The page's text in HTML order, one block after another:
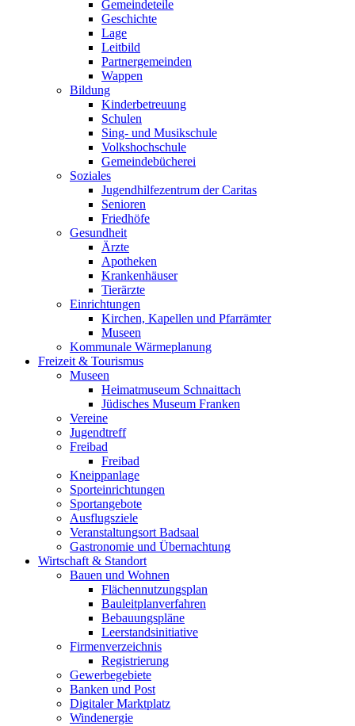
Gemeindeteile
Geschichte
Lage
Leitbild
Partnergemeinden
Wappen
Bildung
Kinderbetreuung
Schulen
Sing- und Musikschule
Volkshochschule
Gemeindebücherei
Soziales
Jugendhilfezentrum der Caritas
Senioren
Friedhöfe
Gesundheit
Ärzte
Apotheken
Krankenhäuser
Tierärzte
Einrichtungen
Kirchen, Kapellen und Pfarrämter
Museen
Kommunale Wärmeplanung
Freizeit & Tourismus
Museen
Heimatmuseum Schnaittach
Jüdisches Museum Franken
Vereine
Jugendtreff
Freibad
Freibad
Kneippanlage
Sporteinrichtungen
Sportangebote
Ausflugsziele
Veranstaltungsort Badsaal
Gastronomie und Übernachtung
Wirtschaft & Standort
Bauen und Wohnen
Flächennutzungsplan
Bauleitplanverfahren
Bebauungspläne
Leerstandsinitiative
Firmenverzeichnis
Registrierung
Gewerbegebiete
Banken und Post
Digitaler Marktplatz
Windenergie